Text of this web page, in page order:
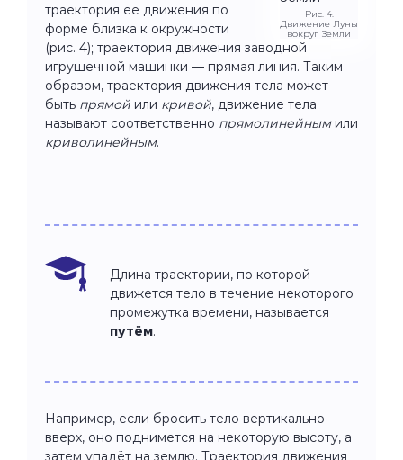
Рис. 4.
Движение Луны
вокруг Земли
траектория её движения по
форме близка к окружности
(рис. 4); траектория движения заводной
игрушечной машинки — прямая линия. Таким
образом, траектория движения тела может
быть прямой или кривой, движение тела
называют соответственно прямолинейнымили
криволинейным.
Длина траектории, по которой
движется тело в течение некоторого
промежутка времени, называется
путём.
Например, если бросить тело вертикально
вверх, оно поднимется на некоторую высоту, а
затем упадёт на землю. Траектория движения